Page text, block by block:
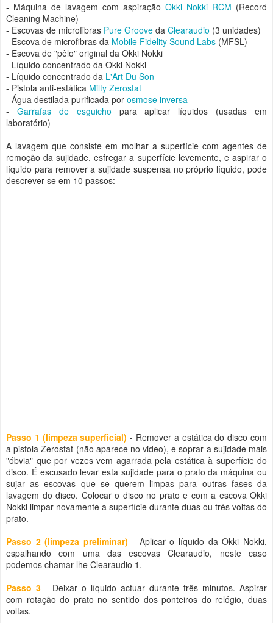
- Máquina de lavagem com aspiração Okki Nokki RCM (Record
Cleaning Machine)
- Escovas de microfibras Pure Groove da Clearaudio (3 unidades)
- Escova de microfibras da Mobile Fidelity Sound Labs (MFSL)
- Escova de "pêlo" original da Okki Nokki
- Líquido concentrado da Okki Nokki
- Líquido concentrado da L'Art Du Son
- Pistola anti-estática Milty Zerostat
- Água destilada purificada por osmose inversa
- Garrafas de esguicho para aplicar líquidos (usadas em
laboratório)
A lavagem que consiste em molhar a superfície com agentes de
remoção da sujidade, esfregar a superfície levemente, e aspirar o
líquido para remover a sujidade suspensa no próprio líquido, pode
descrever-se em 10 passos:
Passo 1 (limpeza superficial) - Remover a estática do disco com
a pistola Zerostat (não aparece no video), e soprar a sujidade mais
"óbvia" que por vezes vem agarrada pela estática à superfície do
disco. É escusado levar esta sujidade para o prato da máquina ou
sujar as escovas que se querem limpas para outras fases da
lavagem do disco. Colocar o disco no prato e com a escova Okki
Nokki limpar novamente a superfície durante duas ou três voltas do
prato.
Passo 2 (limpeza preliminar) - Aplicar o líquido da Okki Nokki,
espalhando com uma das escovas Clearaudio, neste caso
podemos chamar-lhe Clearaudio 1.
Passo 3 - Deixar o líquido actuar durante três minutos. Aspirar
com rotação do prato no sentido dos ponteiros do relógio, duas
voltas.